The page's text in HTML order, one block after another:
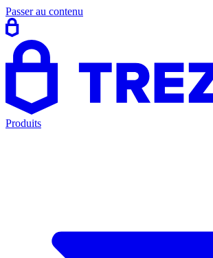
Passer au contenu
Produits